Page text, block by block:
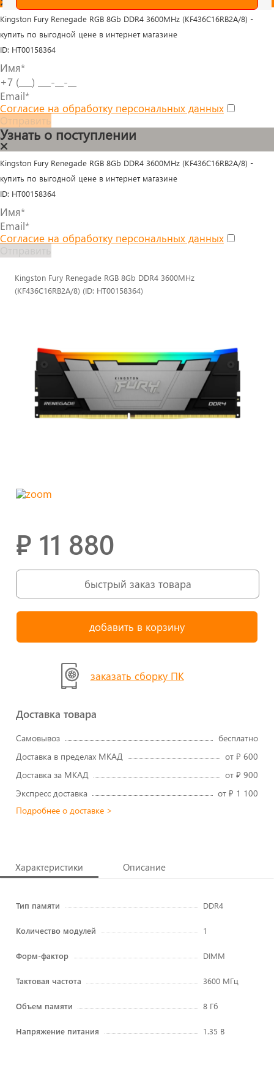
Kingston Fury Renegade RGB 8Gb DDR4 3600MHz (KF436C16RB2A/8) -
купить по выгодной цене в интернет магазине
ID: HT00158364
Согласие на обработку персональных данных
Отправить
Узнать о поступлении
Kingston Fury Renegade RGB 8Gb DDR4 3600MHz (KF436C16RB2A/8) -
купить по выгодной цене в интернет магазине
ID: HT00158364
Согласие на обработку персональных данных
Kingston Fury Renegade RGB 8Gb DDR4 3600MHz
(KF436C16RB2A/8) (ID: HT00158364)
₽ 11 880
быстрый заказ товара
заказать сборку ПК
Доставка товара
Самовывоз
бесплатно
Доставка в пределах МКАД
от ₽ 600
Доставка за МКАД
от ₽ 900
Экспресс доставка
от ₽ 1 100
Подробнее о доставке >
Характеристики Описание
Тип памяти DDR4
Количество модулей 1
Форм-фактор DIMM
Тактовая частота 3600 МГц
Объем памяти 8 Гб
Напряжение питания 1.35 В